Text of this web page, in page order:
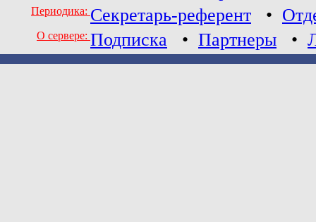
Периодика: Секретарь-референт •
О сервере: Подписка • Партнеры •